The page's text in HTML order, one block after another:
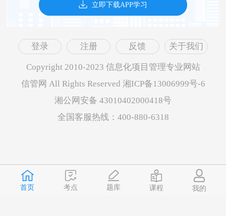
首页 考点 题库 课程 我的
立即下载APP学习
登录 注册 反馈 关于我们
Copyright 2010-2023 信息化项目管理专业网站
信管网 All Rights Reserved 湘ICP备13006999号-6
湘公网安备 43010402000418号
全国客服热线：400-880-6318